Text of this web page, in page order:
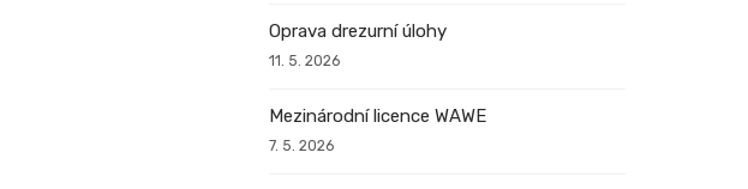
Oprava drezurní úlohy
11. 5. 2026
Mezinárodní licence WAWE
7. 5. 2026